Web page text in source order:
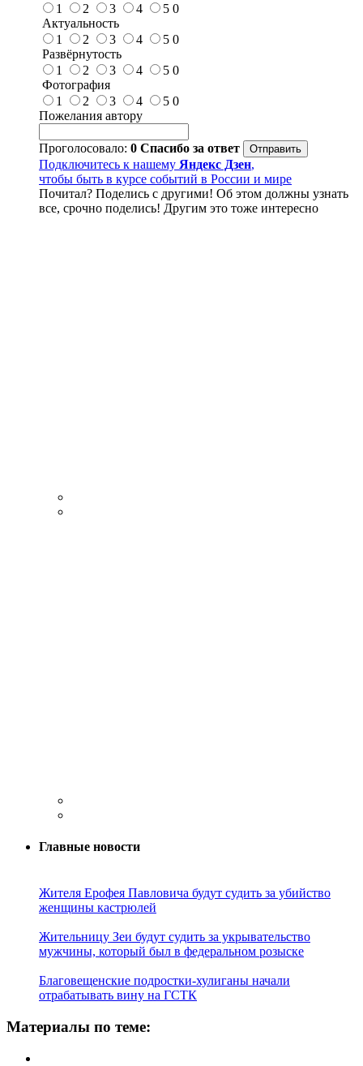
1
2 3 4 5 0
Актуальность
1
2 3 4 5 0
Развёрнутость
1
2 3 4 5 0
Фотография
1
2 3 4 5 0
Пожелания автору
Проголосовало: 0 Спасибо за ответ
Подключитесь к нашему Яндекс Дзен,
чтобы быть в курсе событий в России и мире
Почитал? Поделись с другими! Об этом должны узнать
все, срочно поделись! Другим это тоже интересно
Главные новости
Жителя Ерофея Павловича будут судить за убийство
женщины кастрюлей
Жительницу Зеи будут судить за укрывательство
мужчины, который был в федеральном розыске
Благовещенские подростки-хулиганы начали
отрабатывать вину на ГСТК
Материалы по теме: